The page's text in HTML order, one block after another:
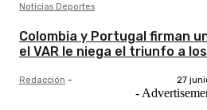
Noticias Deportes
Colombia y Portugal firman
el VAR le niega el triunfo a
Redacción - 27
-